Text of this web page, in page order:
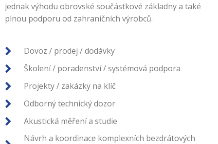
jednak výhodu obrovské součástkové základny a také
plnou podporu od zahraničních výrobců.
Dovoz / prodej / dodávky
Školení / poradenství / systémová podpora
Projekty / zakázky na klíč
Odborný technický dozor
Akustická měření a studie
Návrh a koordinace komplexních bezdrátových